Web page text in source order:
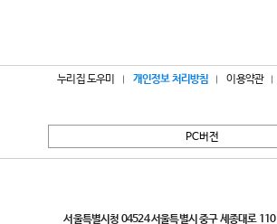
누리집 도우미 개인정보 처리방침 이용약관
PC버전
서울특별시청 04524 서울특별시 중구 세종대로 110